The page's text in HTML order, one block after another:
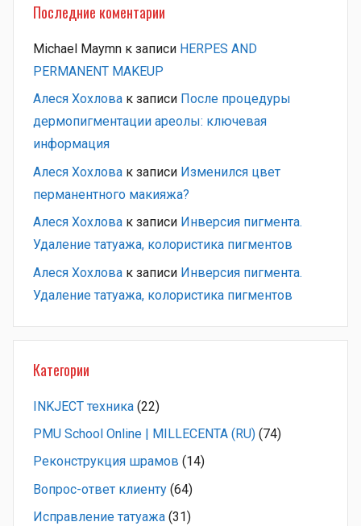
Последние коментарии
Michael Maymn к записи HERPES AND
PERMANENT MAKEUP
Алеся Хохлова к записи После процедуры
дермопигментации ареолы: ключевая
информация
Алеся Хохлова к записи Изменился цвет
перманентного макияжа?
Алеся Хохлова к записи Инверсия пигмента.
Удаление татуажа, колористика пигментов
Алеся Хохлова к записи Инверсия пигмента.
Удаление татуажа, колористика пигментов
Категории
INKJECT техника (22)
PMU School Online | MILLECENTA (RU) (74)
Pеконструкция шрамов (14)
Вопрос-ответ клиенту (64)
Исправление татуажа (31)